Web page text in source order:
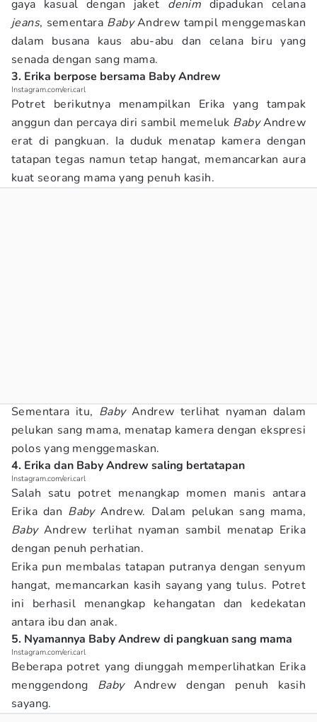
gaya kasual dengan jaket denim dipadukan celana
jeans, sementara BabyAndrew tampil menggemaskan
dalam busana kaus abu-abu dan celana biru yang
senada dengan sang mama.
3. Erika berpose bersama Baby Andrew
Instagram.com/eri.carl
Potret berikutnya menampilkan Erika yang tampak
anggun dan percaya diri sambil memeluk BabyAndrew
erat di pangkuan. Ia duduk menatap kamera dengan
tatapan tegas namun tetap hangat, memancarkan aura
kuat seorang mama yang penuh kasih.
Sementara itu, BabyAndrew terlihat nyaman dalam
pelukan sang mama, menatap kamera dengan ekspresi
polos yang menggemaskan.
4. Erika dan Baby Andrew saling bertatapan
Instagram.com/eri.carl
Salah satu potret menangkap momen manis antara
Erika dan BabyAndrew. Dalam pelukan sang mama,
BabyAndrew terlihat nyaman sambil menatap Erika
dengan penuh perhatian.
Erika pun membalas tatapan putranya dengan senyum
hangat, memancarkan kasih sayang yang tulus. Potret
ini berhasil menangkap kehangatan dan kedekatan
antara ibu dan anak.
5. Nyamannya Baby Andrew di pangkuan sang mama
Instagram.com/eri.carl
Beberapa potret yang diunggah memperlihatkan Erika
menggendong BabyAndrew dengan penuh kasih
sayang.